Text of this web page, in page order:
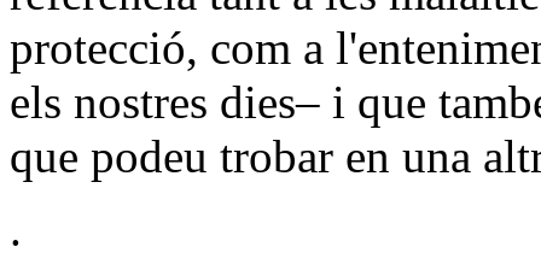
protecció, com a
els nostres dies– i que
que podeu trobar en una
.